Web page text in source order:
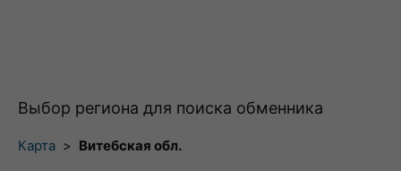
Выбор региона для поиска обменника
Карта > Витебская обл.